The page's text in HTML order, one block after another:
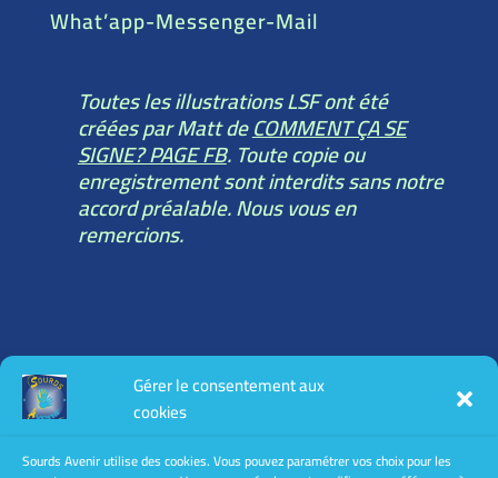
Gérer le consentement aux
cookies
Sourds Avenir utilise des cookies. Vous pouvez paramétrer vos choix pour les
What’app-Messenger-Mail
Toutes les illustrations LSF ont été
créées par Matt deCOMMENT ÇA SE
SIGNE? PAGE FB. Toute copie ou
enregistrement sont interdits sans notre
accord préalable. Nous vous en
remercions.
Toutes les informations légales :
mentions légales
conditions générales de vente